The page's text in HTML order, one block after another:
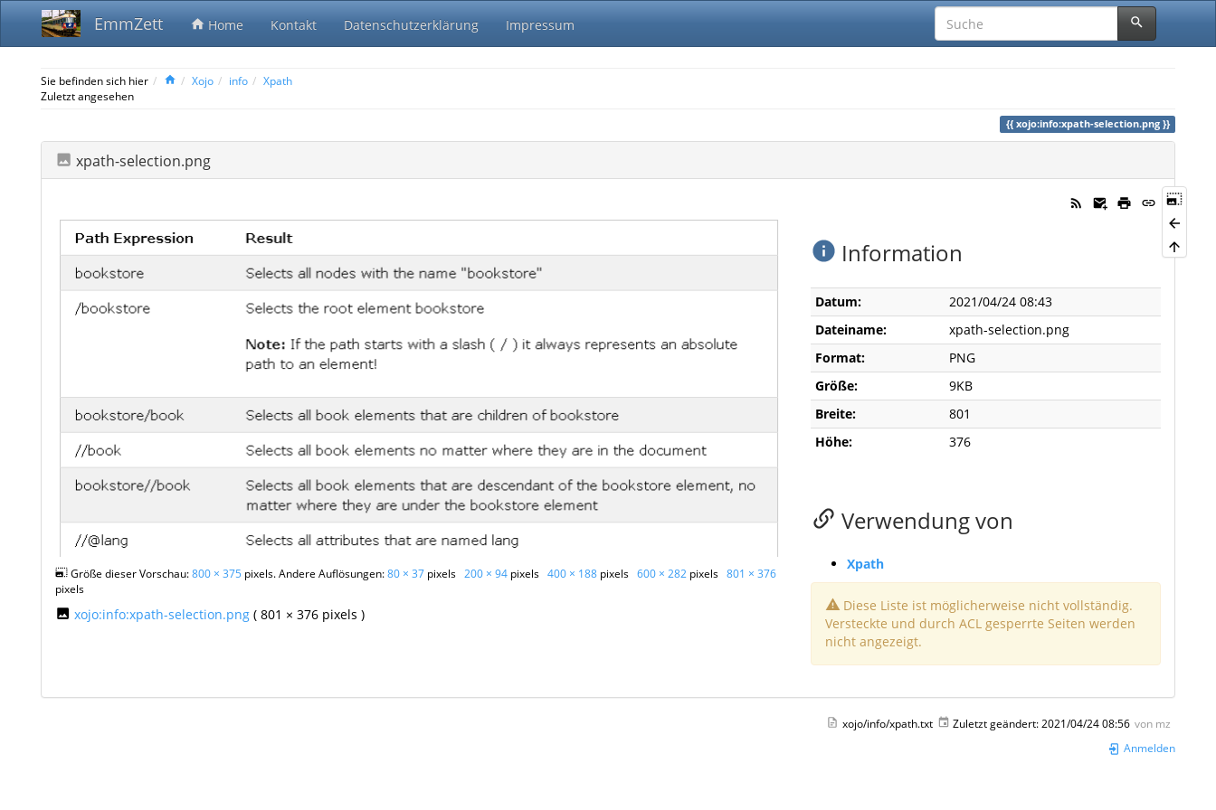
EmmZett Home Kontakt Datenschutzerklärung Impressum
Sie befinden sich hier Home
Xojo info
Xpath
Zuletzt angesehen
xojo:info:xpath-selection.png
xpath-selection.png
Größe dieser Vorschau:800 × 375 pixels. Andere Auflösungen:80 × 37 pixels 200 × 94 pixels400 × 188 pixels600 × 282 pixels801 × 376
pixels
xojo:info:xpath-selection.png( 801 × 376 pixels )
Information
Datum:
2021/04/24 08:43
Dateiname:
xpath-selection.png
Format:
PNG
Größe:
9KB
Breite:
801
Höhe:
376
Verwendung von
Xpath
Diese Liste ist möglicherweise nicht vollständig.
Versteckte und durch ACL gesperrte Seiten werden
nicht angezeigt.
xojo/info/xpath.txt Zuletzt geändert: 2021/04/24 08:56 von mz
Anmelden